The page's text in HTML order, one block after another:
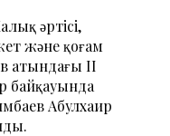
әртісі,
және қоғам
атындағы II
байқауында
Абулхаир